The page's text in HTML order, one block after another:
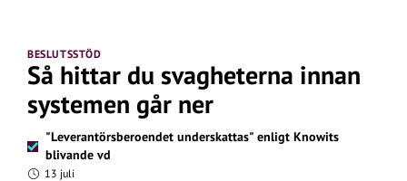
BESLUTSSTÖD
Så hittar du svagheterna innan
systemen går ner
"Leverantörsberoendet underskattas" enligt Knowits
blivande vd
13 juli